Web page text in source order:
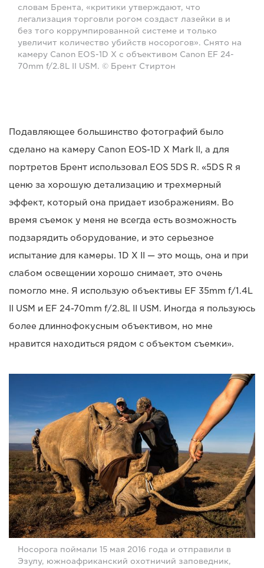
словам Брента, «критики утверждают, что
легализация торговли рогом создаст лазейки в и
без того коррумпированной системе и только
увеличит количество убийств носорогов». Снято на
камеру Canon EOS-1D X с объективом Canon EF 24-
70mm f/2.8L II USM. © Брент Стиртон
Подавляющее большинство фотографий было
сделано на камеру Canon EOS-1D X Mark II, а для
портретов Брент использовал EOS 5DS R. «5DS R я
ценю за хорошую детализацию и трехмерный
эффект, который она придает изображениям. Во
время съемок у меня не всегда есть возможность
подзарядить оборудование, и это серьезное
испытание для камеры. 1D X II — это мощь, она и при
слабом освещении хорошо снимает, это очень
помогло мне. Я использую объективы EF 35mm f/1.4L
II USM и EF 24-70mm f/2.8L II USM. Иногда я пользуюсь
более длиннофокусным объективом, но мне
нравится находиться рядом с объектом съемки».
Носорога поймали 15 мая 2016 года и отправили в
Эзулу, южноафриканский охотничий заповедник,